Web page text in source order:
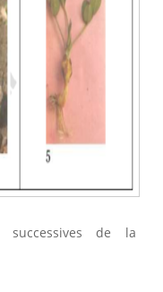
successives de la